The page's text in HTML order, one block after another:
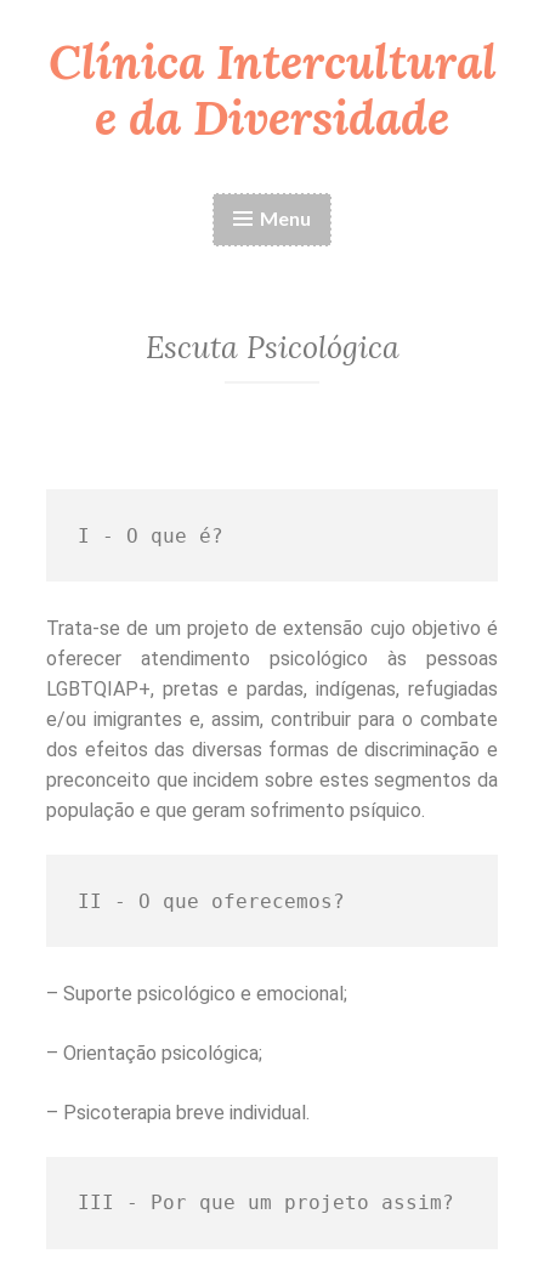
Clínica Intercultural
e da Diversidade
Menu
Escuta Psicológica
I - O que é?
Trata-se de um projeto de extensão cujo objetivo é
oferecer atendimento psicológico às pessoas
LGBTQIAP+, pretas e pardas, indígenas, refugiadas
e/ou imigrantes e, assim, contribuir para o combate
dos efeitos das diversas formas de discriminação e
preconceito que incidem sobre estes segmentos da
população e que geram sofrimento psíquico.
II - O que oferecemos?
– Suporte psicológico e emocional;
– Orientação psicológica;
– Psicoterapia breve individual.
III - Por que um projeto assim?